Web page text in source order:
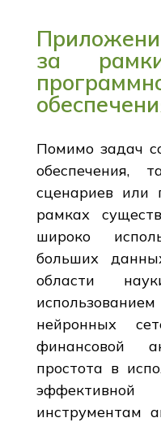
за
Помимо задач
обеспечения,
сценариев или
рамках
широко
больших
области
нейронных
финансовой
простота в
инструментам